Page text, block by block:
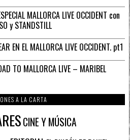
MALLORCA LIVE OCCIDENT con
y STANDSTILL
EN EL MALLORCA LIVE OCCIDENT. pt1
TO MALLORCA LIVE – MARIBEL
A LA CARTA
CINE Y MÚSICA